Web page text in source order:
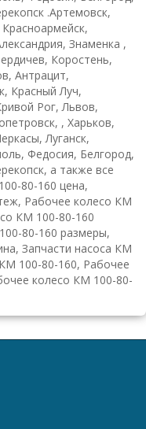
.Артемовск,
Знаменка ,
Коростень,
Антрацит,
Красный Луч,
Рог, Львов,
, Харьков,
Луганск,
Федосия, Белгород,
а также все
80-160 цена,
Рабочее колесо КМ
КМ 100-80-160
80-160 размеры,
Запчасти насоса КМ
100-80-160, Рабочее
колесо КМ 100-80-